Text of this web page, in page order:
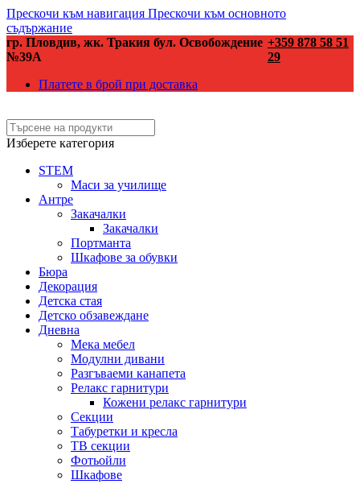
Прескочи към навигация Прескочи към основното
съдържание
гр. Пловдив, жк. Тракия бул. Освобождение
№39А
+359 878 58 51
29
Платете в брой при доставка
Изберете категория
STEM
Маси за училище
Антре
Закачалки
Закачалки
Портманта
Шкафове за обувки
Бюра
Декорация
Детска стая
Детско обзавеждане
Дневна
Мека мебел
Модулни дивани
Разгъваеми канапета
Релакс гарнитури
Кожени релакс гарнитури
Секции
Табуретки и кресла
ТВ секции
Фотьойли
Шкафове